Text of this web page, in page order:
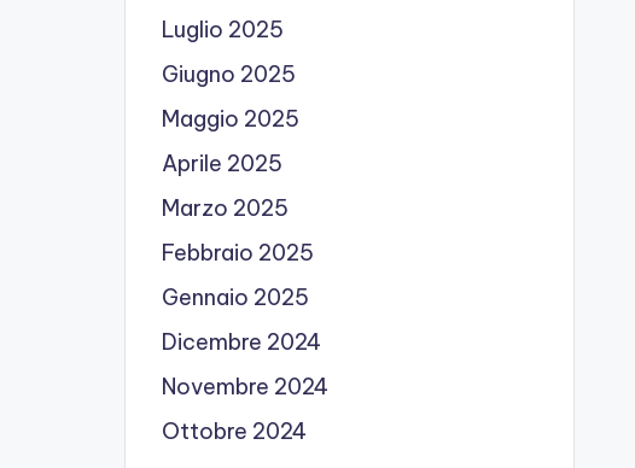
Luglio 2025
Giugno 2025
Maggio 2025
Aprile 2025
Marzo 2025
Febbraio 2025
Gennaio 2025
Dicembre 2024
Novembre 2024
Ottobre 2024